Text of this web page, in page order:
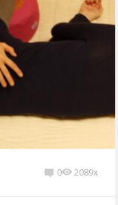
0 2089x